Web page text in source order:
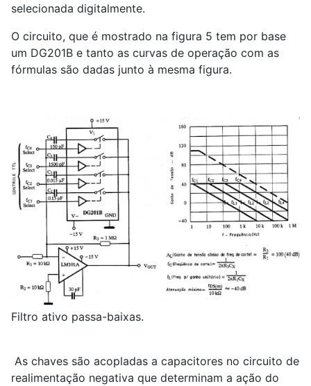
selecionada digitalmente.
O circuito, que é mostrado na figura 5 tem por base
um DG201B e tanto as curvas de operação com as
fórmulas são dadas junto à mesma figura.
Filtro ativo passa-baixas.
As chaves são acopladas a capacitores no circuito de
realimentação negativa que determinam a ação do